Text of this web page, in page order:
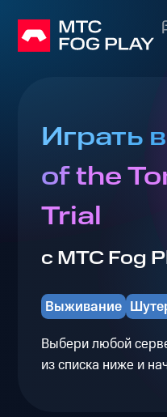
Играть
of the
Trial
с МТС Fog
Выживание
Выбери любой
из списка ниже и